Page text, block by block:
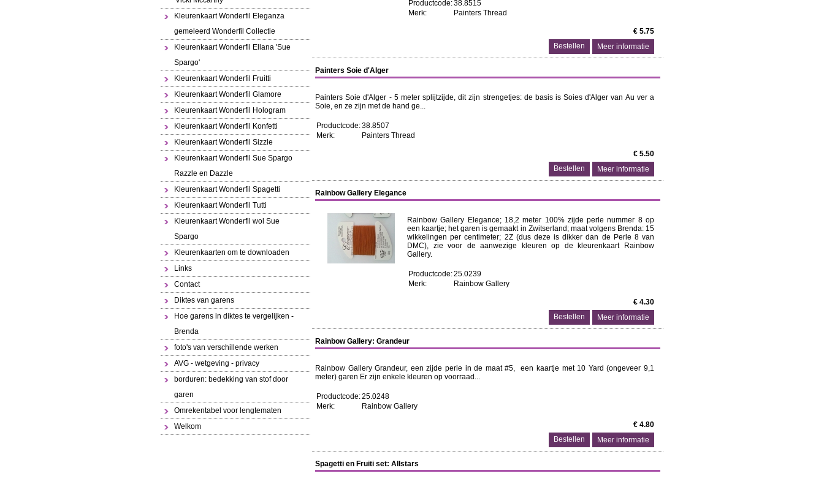
Kleurenkaart Wonderfil Eleganza
gemeleerd Wonderfil Collectie
Kleurenkaart Wonderfil Ellana 'Sue
Spargo'
Kleurenkaart Wonderfil Fruitti
Kleurenkaart Wonderfil Glamore
Kleurenkaart Wonderfil Hologram
Kleurenkaart Wonderfil Konfetti
Kleurenkaart Wonderfil Sizzle
Kleurenkaart Wonderfil Sue Spargo
Razzle en Dazzle
Kleurenkaart Wonderfil Spagetti
Kleurenkaart Wonderfil Tutti
Kleurenkaart Wonderfil wol Sue
Spargo
Kleurenkaarten om te downloaden
Links
Contact
Diktes van garens
Hoe garens in diktes te vergelijken -
Brenda
foto's van verschillende werken
AVG - wetgeving - privacy
borduren: bedekking van stof door
garen
Omrekentabel voor lengtematen
Welkom
Productcode:38.8515
Merk:
Painters Thread
€ 5.75
Meer informatie
Painters Soie d'Alger
Painters Soie d'Alger - 5 meter splijtzijde, dit zijn strengetjes: de basis is Soies d'Alger van Au ver a
Soie, en ze zijn met de hand ge...
Productcode:38.8507
Merk:
Painters Thread
€ 5.50
Meer informatie
Rainbow Gallery Elegance
Rainbow Gallery Elegance; 18,2 meter 100% zijde perle nummer 8 op
een kaartje; het garen is gemaakt in Zwitserland; maat volgens Brenda: 15
wikkelingen per centimeter; 2Z (dus deze is dikker dan de Perle 8 van
DMC), zie voor de aanwezige kleuren op de kleurenkaart Rainbow
Gallery.
Productcode:25.0239
Merk:
Rainbow Gallery
€ 4.30
Meer informatie
Rainbow Gallery: Grandeur
Rainbow Gallery Grandeur, een zijde perle in de maat #5, een kaartje met 10 Yard (ongeveer 9,1
meter) garen Er zijn enkele kleuren op voorraad...
Productcode:25.0248
Merk:
Rainbow Gallery
€ 4.80
Meer informatie
Spagetti en Fruiti set: Allstars